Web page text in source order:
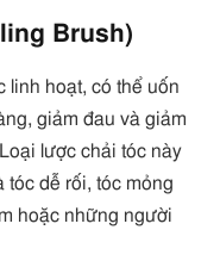
Brush)
linh hoạt, có thể uốn
giảm đau và giảm
lược chải tóc này
tóc dễ rối, tóc mỏng
hoặc những người